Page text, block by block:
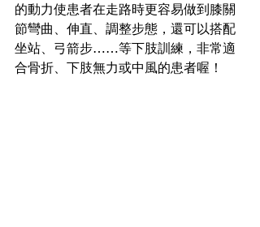
的動力使患者在走路時更容易做到膝關
節彎曲、伸直、調整步態，還可以搭配
坐站、弓箭步……等下肢訓練，非常適
合骨折、下肢無力或中風的患者喔！